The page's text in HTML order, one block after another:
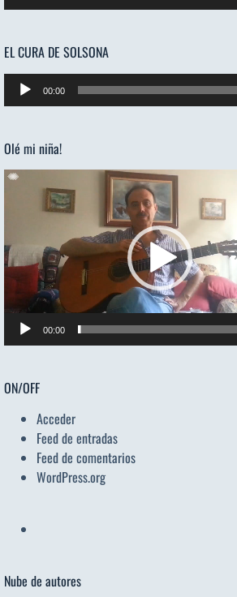
EL CURA DE SOLSONA
Reproductor
de
00:00
Olé mi niña!
Reproductor
00:00
ON/OFF
Acceder
Feed de entradas
Feed de comentarios
WordPress.org
Nube de autores